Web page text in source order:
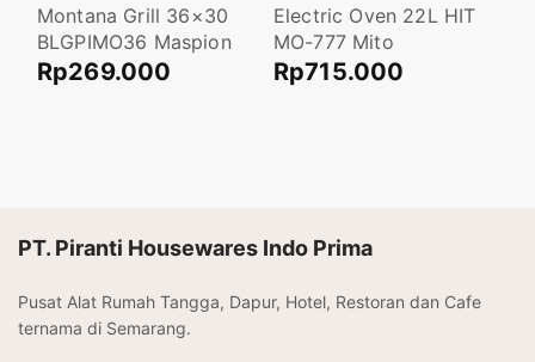
Montana Grill 36×30
BLGPIMO36 Maspion
Rp269.000
Electric Oven 22L HIT
MO-777 Mito
Rp715.000
PT. Piranti Housewares Indo Prima
Pusat Alat Rumah Tangga, Dapur, Hotel, Restoran dan Cafe
ternama di Semarang.